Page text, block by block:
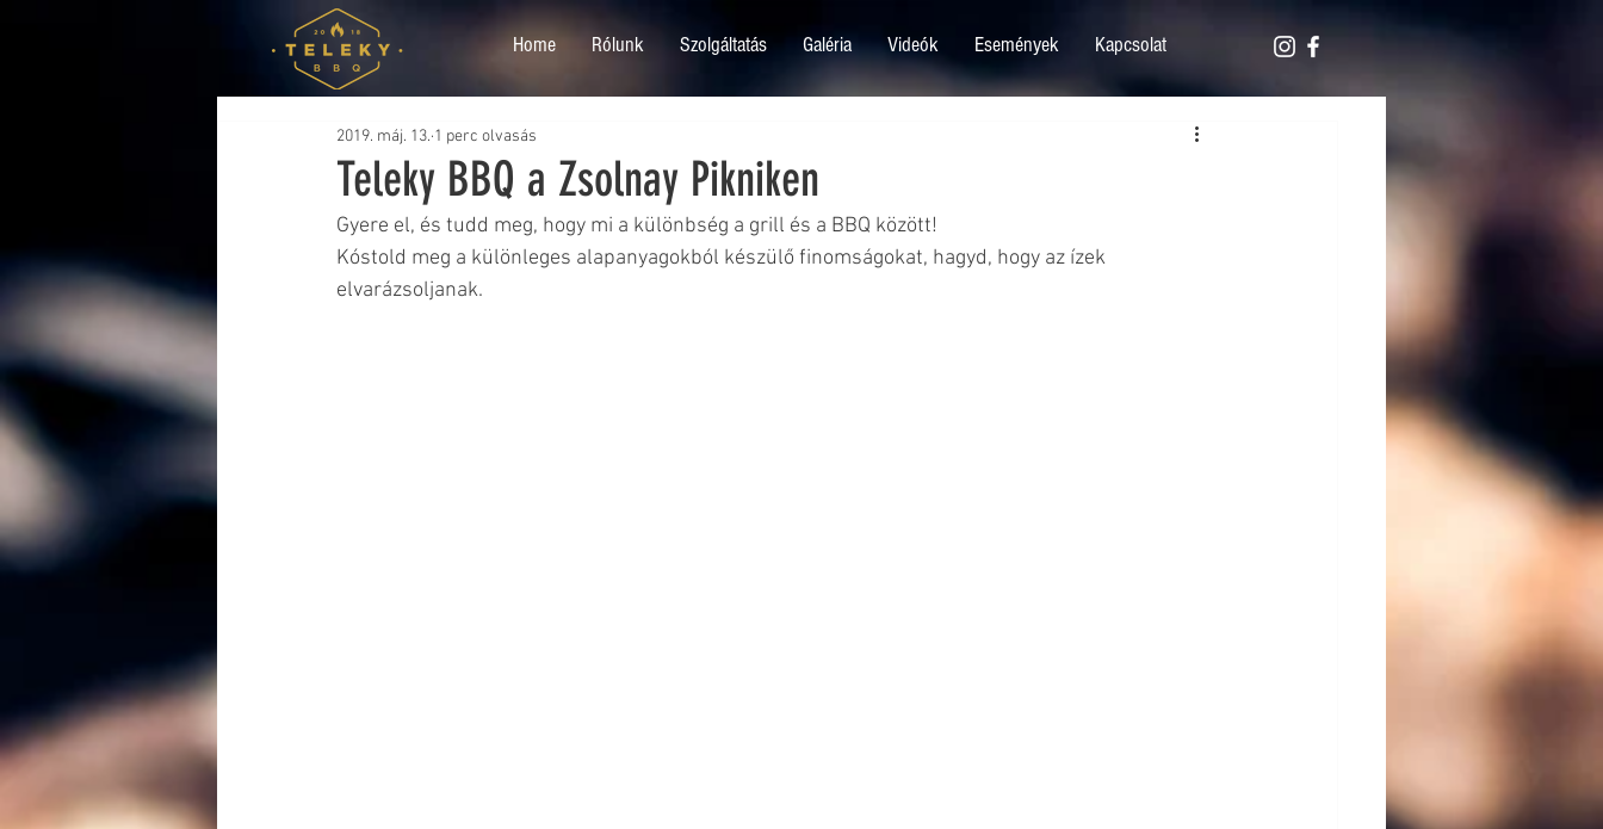
Home Rólunk Szolgáltatás Galéria Videók Események Kapcsolat
Teleky BBQ a Zsolnay Pikniken
2019. máj. 13. 1 perc olvasás
Gyere el, és tudd meg, hogy mi a különbség a grill és a BBQ között!
Kóstold meg a különleges alapanyagokból készülő finomságokat, hagyd, hogy az ízek
elvarázsoljanak.